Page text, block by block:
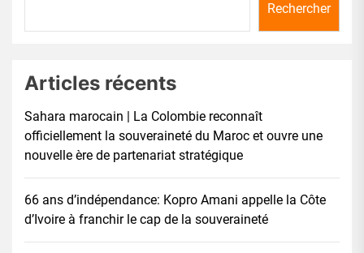
Rechercher
Articles récents
Sahara marocain | La Colombie reconnaît
officiellement la souveraineté du Maroc et ouvre une
nouvelle ère de partenariat stratégique
66 ans d’indépendance: Kopro Amani appelle la Côte
d’Ivoire à franchir le cap de la souveraineté